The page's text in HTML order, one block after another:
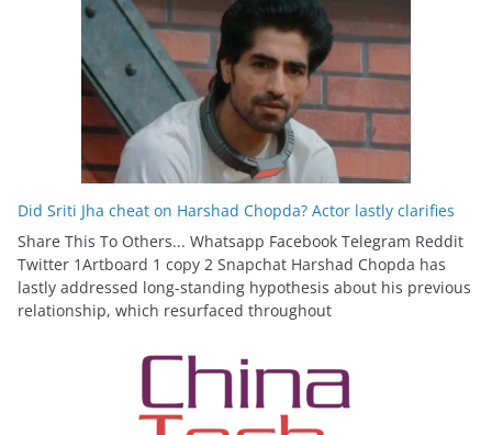
Did Sriti Jha cheat on Harshad Chopda? Actor lastly clarifies
Share This To Others... Whatsapp Facebook Telegram Reddit
Twitter 1Artboard 1 copy 2 Snapchat Harshad Chopda has
lastly addressed long-standing hypothesis about his previous
relationship, which resurfaced throughout